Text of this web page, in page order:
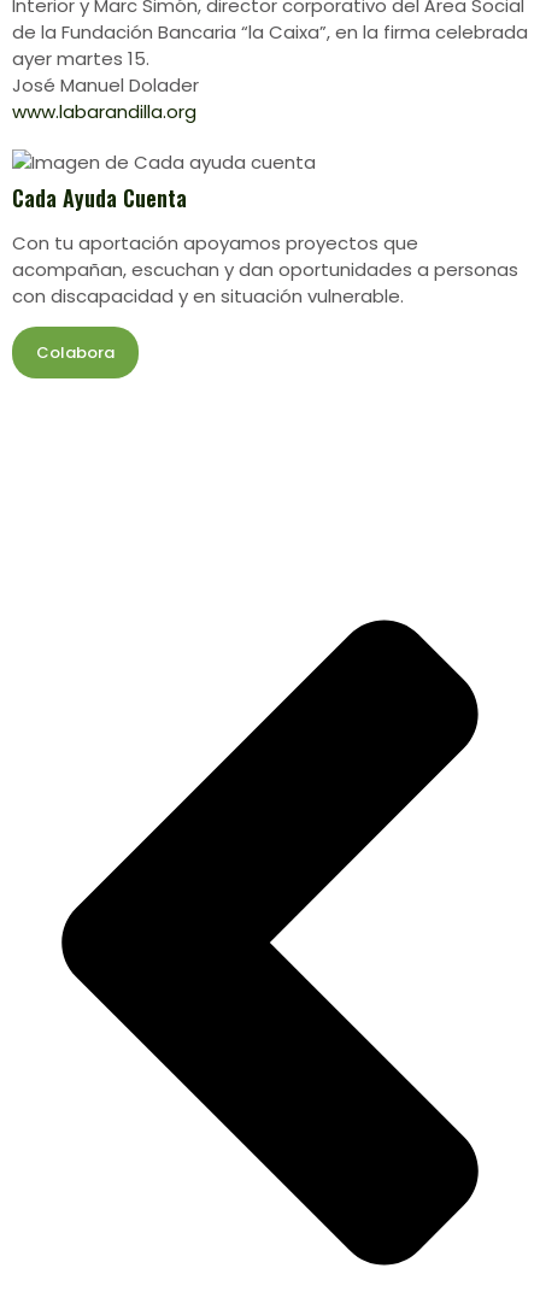
de la Fundación Bancaria “la Caixa”, en la firma celebrada
ayer martes 15.
José Manuel Dolader
www.labarandilla.org
Cada Ayuda Cuenta
Con tu aportación apoyamos proyectos que
acompañan, escuchan y dan oportunidades a personas
con discapacidad y en situación vulnerable.
Colabora